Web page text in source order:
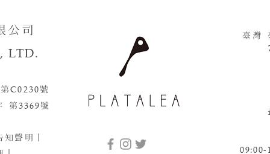
公司
LTD.
C0230號​​
第3369號
知聲明 ｜
臺灣
09:00-